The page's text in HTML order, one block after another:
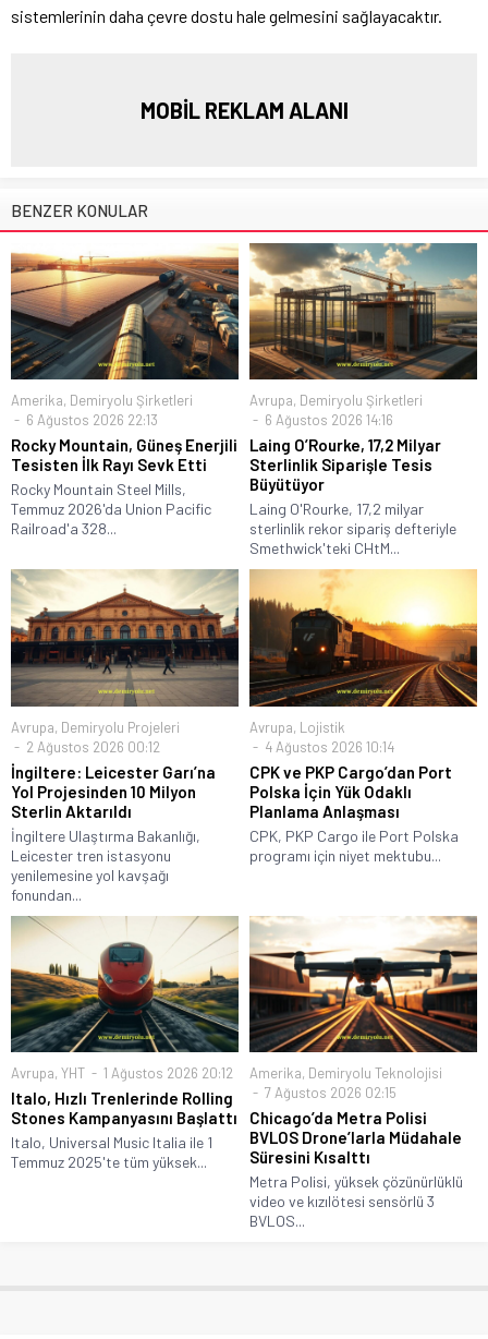
sistemlerinin daha çevre dostu hale gelmesini sağlayacaktır.
MOBİL REKLAM ALANI
BENZER KONULAR
Amerika, Demiryolu Şirketleri
6 Ağustos 2026 22:13
Rocky Mountain, Güneş Enerjili
Tesisten İlk Rayı Sevk Etti
Rocky Mountain Steel Mills,
Temmuz 2026'da Union Pacific
Railroad'a 328...
Avrupa, Demiryolu Şirketleri
6 Ağustos 2026 14:16
Laing O’Rourke, 17,2 Milyar
Sterlinlik Siparişle Tesis
Büyütüyor
Laing O'Rourke, 17,2 milyar
sterlinlik rekor sipariş defteriyle
Smethwick'teki CHtM...
Avrupa, Demiryolu Projeleri
2 Ağustos 2026 00:12
İngiltere: Leicester Garı’na
Yol Projesinden 10 Milyon
Sterlin Aktarıldı
İngiltere Ulaştırma Bakanlığı,
Leicester tren istasyonu
yenilemesine yol kavşağı
fonundan...
Avrupa, Lojistik
4 Ağustos 2026 10:14
CPK ve PKP Cargo’dan Port
Polska İçin Yük Odaklı
Planlama Anlaşması
CPK, PKP Cargo ile Port Polska
programı için niyet mektubu...
Avrupa, YHT 1 Ağustos 2026 20:12
Italo, Hızlı Trenlerinde Rolling
Stones Kampanyasını Başlattı
Italo, Universal Music Italia ile 1
Temmuz 2025'te tüm yüksek...
Amerika, Demiryolu Teknolojisi
7 Ağustos 2026 02:15
Chicago’da Metra Polisi
BVLOS Drone’larla Müdahale
Süresini Kısalttı
Metra Polisi, yüksek çözünürlüklü
video ve kızılötesi sensörlü 3
BVLOS...